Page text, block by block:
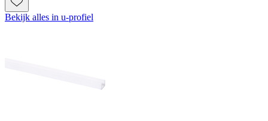
Bekijk alles in u-profiel